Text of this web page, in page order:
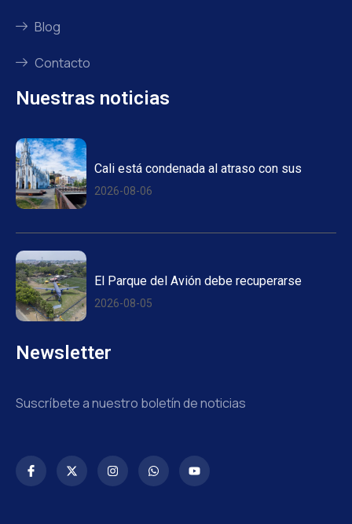
Blog
Contacto
Nuestras noticias
Cali está condenada al atraso con sus
2026-08-06
El Parque del Avión debe recuperarse
2026-08-05
Newsletter
Suscríbete a nuestro boletín de noticias